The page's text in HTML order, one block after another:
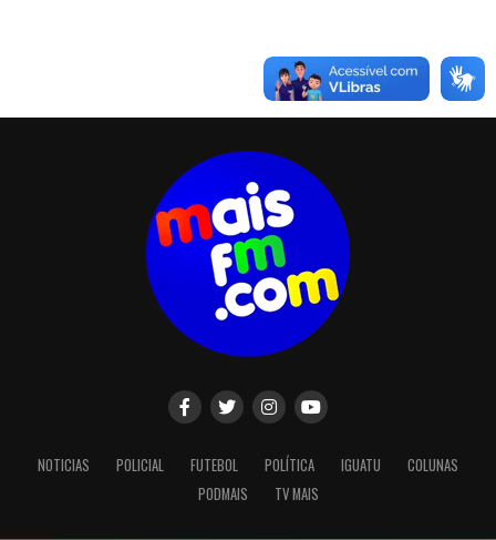
NOTICIAS POLICIAL FUTEBOL POLÍTICA IGUATU
COLUNAS
PODMAIS
TV MAIS